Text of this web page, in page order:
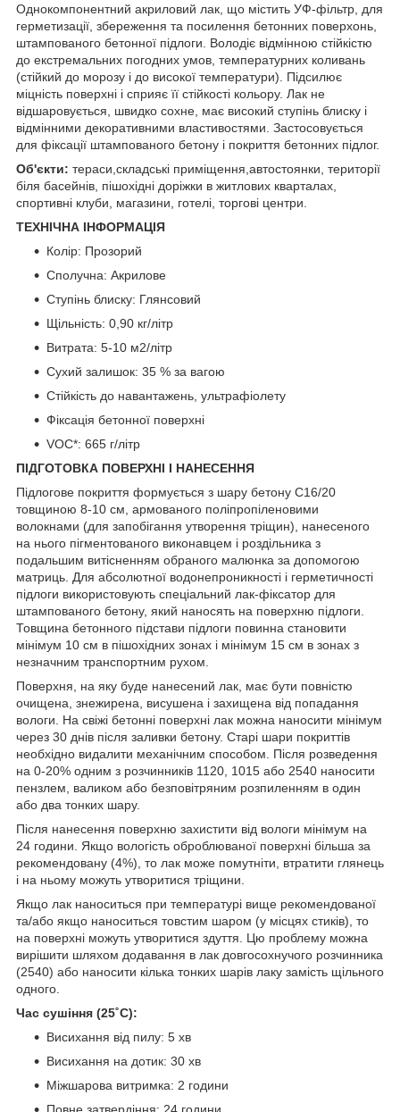
Однокомпонентний акриловий лак, що містить УФ-фільтр, для
герметизації, збереження та посилення бетонних поверхонь,
штампованого бетонної підлоги. Володіє відмінною стійкістю
до екстремальних погодних умов, температурних коливань
(стійкий до морозу і до високої температури). Підсилює
міцність поверхні і сприяє її стійкості кольору. Лак не
відшаровується, швидко сохне, має високий ступінь блиску і
відмінними декоративними властивостями. Застосовується
для фіксації штампованого бетону і покриття бетонних підлог.
Об'єкти: тераси,складські приміщення,автостоянки, території
біля басейнів, пішохідні доріжки в житлових кварталах,
спортивні клуби, магазини, готелі, торгові центри.
ТЕХНІЧНА ІНФОРМАЦІЯ
Колір: Прозорий
Сполучна: Акрилове
Ступінь блиску: Глянсовий
Щільність: 0,90 кг/літр
Витрата: 5-10 м2/літр
Сухий залишок: 35 % за вагою
Стійкість до навантажень, ультрафіолету
Фіксація бетонної поверхні
VOC*: 665 г/літр
ПІДГОТОВКА ПОВЕРХНІ І НАНЕСЕННЯ
Підлогове покриття формується з шару бетону C16/20
товщиною 8-10 см, армованого поліпропіленовими
волокнами (для запобігання утворення тріщин), нанесеного
на нього пігментованого виконавцем і роздільника з
подальшим витісненням обраного малюнка за допомогою
матриць. Для абсолютної водонепроникності і герметичності
підлоги використовують спеціальний лак-фіксатор для
штампованого бетону, який наносять на поверхню підлоги.
Товщина бетонного підстави підлоги повинна становити
мінімум 10 см в пішохідних зонах і мінімум 15 см в зонах з
незначним транспортним рухом.
Поверхня, на яку буде нанесений лак, має бути повністю
очищена, знежирена, висушена і захищена від попадання
вологи. На свіжі бетонні поверхні лак можна наносити мінімум
через 30 днів після заливки бетону. Старі шари покриттів
необхідно видалити механічним способом. Після розведення
на 0-20% одним з розчинників 1120, 1015 або 2540 наносити
пензлем, валиком або безповітряним розпиленням в один
або два тонких шару.
Після нанесення поверхню захистити від вологи мінімум на
24 години. Якщо вологість оброблюваної поверхні більша за
рекомендовану (4%), то лак може помутніти, втратити глянець
і на ньому можуть утворитися тріщини.
Якщо лак наноситься при температурі вище рекомендованої
та/або якщо наноситься товстим шаром (у місцях стиків), то
на поверхні можуть утворитися здуття. Цю проблему можна
вирішити шляхом додавання в лак довгосохнучого розчинника
(2540) або наносити кілька тонких шарів лаку замість щільного
одного.
Час сушіння (25˚C):
Висихання від пилу: 5 хв
Висихання на дотик: 30 хв
Міжшарова витримка: 2 години
Повне затвердіння: 24 години